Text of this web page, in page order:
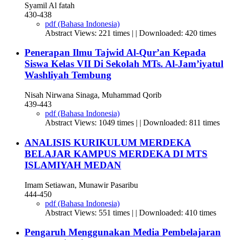
Syamil Al fatah
430-438
pdf (Bahasa Indonesia)
Abstract Views: 221 times | | Downloaded: 420 times
Penerapan Ilmu Tajwid Al-Qur’an Kepada
Siswa Kelas VII Di Sekolah MTs. Al-Jam’iyatul
Washliyah Tembung
Nisah Nirwana Sinaga, Muhammad Qorib
439-443
pdf (Bahasa Indonesia)
Abstract Views: 1049 times | | Downloaded: 811 times
ANALISIS KURIKULUM MERDEKA
BELAJAR KAMPUS MERDEKA DI MTS
ISLAMIYAH MEDAN
Imam Setiawan, Munawir Pasaribu
444-450
pdf (Bahasa Indonesia)
Abstract Views: 551 times | | Downloaded: 410 times
Pengaruh Menggunakan Media Pembelajaran